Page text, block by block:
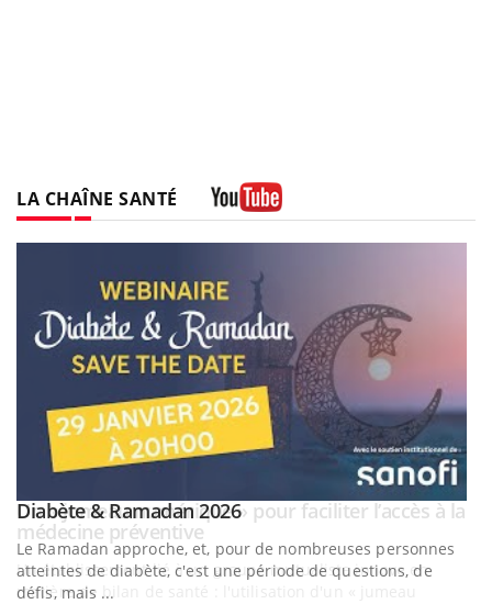
LA CHAÎNE SANTÉ
Youtube
Diabète & Ramadan 2026Youtube
Youtube
Un « jumeau numérique » pour faciliter l’accès à la
médecine préventiveYoutube
Un établissement lié à un groupe mutualiste innove en
matière de bilan de santé : l'utilisation d'un « jumeau